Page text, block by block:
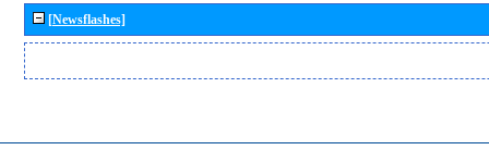
[Newsflashes]